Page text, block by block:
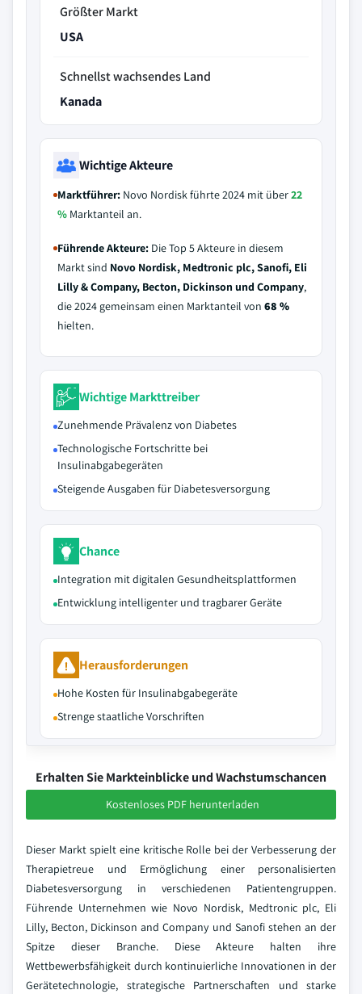
Größter Markt
USA
Schnellst wachsendes Land
Kanada
Wichtige Akteure
Marktführer: Novo Nordisk führte 2024 mit über22
% Marktanteil an.
Führende Akteure: Die Top 5 Akteure in diesem
Markt sind Novo Nordisk, Medtronic plc, Sanofi, Eli
Lilly & Company, Becton, Dickinson und Company,
die 2024 gemeinsam einen Marktanteil von 68 %
hielten.
Wichtige Markttreiber
Zunehmende Prävalenz von Diabetes
Technologische Fortschritte bei
Insulinabgabegeräten
Steigende Ausgaben für Diabetesversorgung
Chance
Integration mit digitalen Gesundheitsplattformen
Entwicklung intelligenter und tragbarer Geräte
Herausforderungen
Hohe Kosten für Insulinabgabegeräte
Strenge staatliche Vorschriften
Erhalten Sie Markteinblicke und Wachstumschancen
Kostenloses PDF herunterladen
Dieser Markt spielt eine kritische Rolle bei der Verbesserung der
Therapietreue und Ermöglichung einer personalisierten
Diabetesversorgung in verschiedenen Patientengruppen.
Führende Unternehmen wie Novo Nordisk, Medtronic plc, Eli
Lilly, Becton, Dickinson and Company und Sanofi stehen an der
Spitze dieser Branche. Diese Akteure halten ihre
Wettbewerbsfähigkeit durch kontinuierliche Innovationen in der
Gerätetechnologie, strategische Partnerschaften und starke